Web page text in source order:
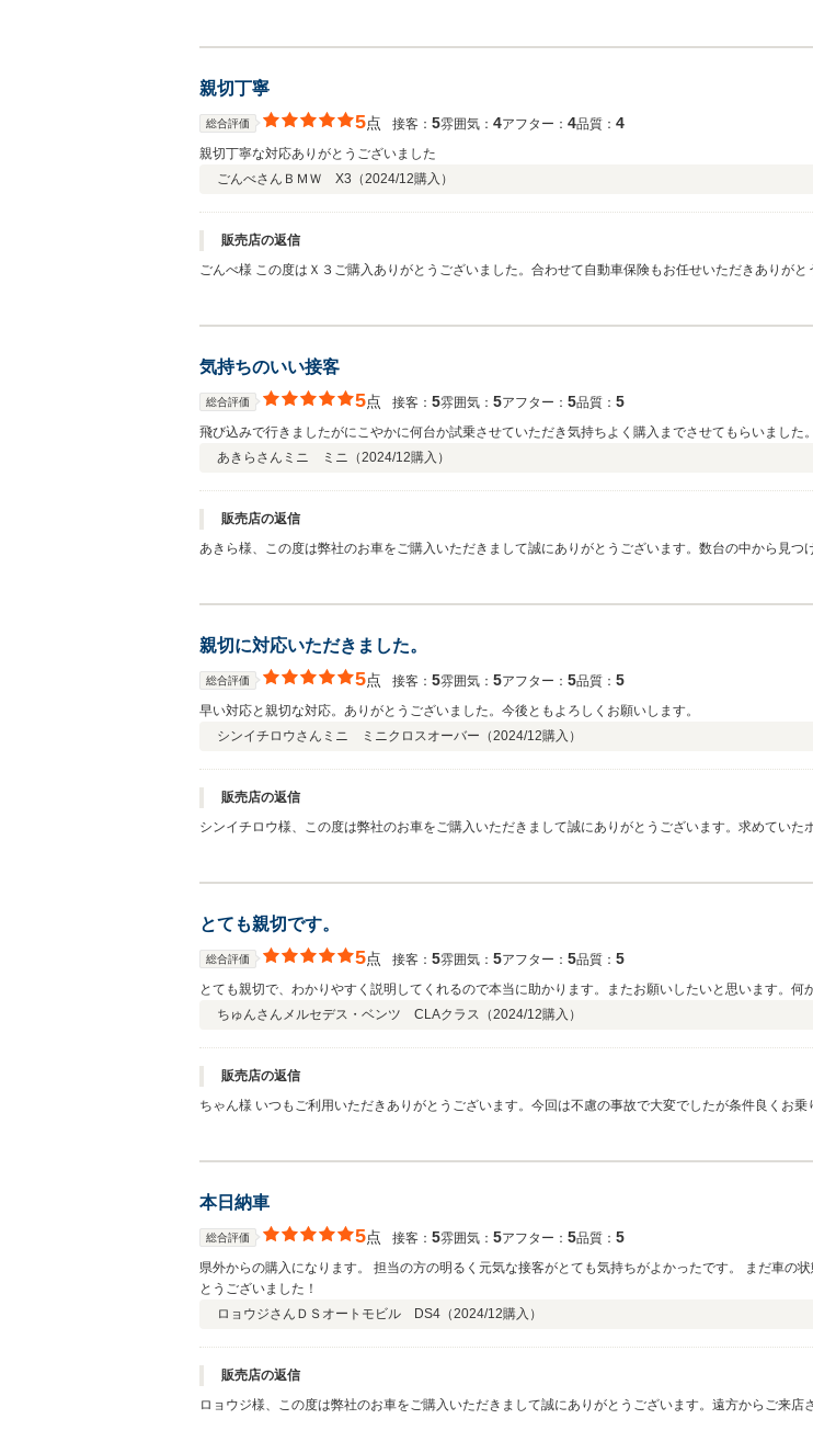
親切丁寧
総合評価 5点 接客： 5雰囲気： 4アフター： 4品質： 4
親切丁寧な対応ありがとうございました
ごんべさん ＢＭＷ X3（2024/12購入）
販売店の返信
ごんべ様 この度はＸ３ご購入ありがとうございました。合わせて自動車保険もお任せいただきありが
気持ちのいい接客
総合評価 5点 接客： 5雰囲気： 5アフター： 5品質： 5
飛び込みで行きましたがにこやかに何台か試乗させていただき気持ちよく購入までさせてもらいました
あきらさん ミニ ミニ（2024/12購入）
販売店の返信
あきら様、この度は弊社のお車をご購入いただきまして誠にありがとうございます。数台の中から見
親切に対応いただきました。
総合評価 5点 接客： 5雰囲気： 5アフター： 5品質： 5
早い対応と親切な対応。ありがとうございました。今後ともよろしくお願いします。
シンイチロウさん ミニ ミニクロスオーバー（2024/12購入）
販売店の返信
シンイチロウ様、この度は弊社のお車をご購入いただきまして誠にありがとうございます。求めてい
とても親切です。
総合評価 5点 接客： 5雰囲気： 5アフター： 5品質： 5
とても親切で、わかりやすく説明してくれるので本当に助かります。またお願いしたいと思います。何
ちゅんさん メルセデス・ベンツ CLAクラス（2024/12購入）
販売店の返信
ちゃん様 いつもご利用いただきありがとうございます。今回は不慮の事故で大変でしたが条件良くお
本日納車
総合評価 5点 接客： 5雰囲気： 5アフター： 5品質： 5
県外からの購入になります。 担当の方の明るく元気な接客がとても気持ちがよかったです。 まだ車の
とうございました！
ロョウジさん ＤＳオートモビル DS4（2024/12購入）
販売店の返信
ロョウジ様、この度は弊社のお車をご購入いただきまして誠にありがとうございます。遠方からご来